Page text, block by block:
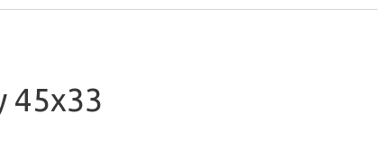
45x33